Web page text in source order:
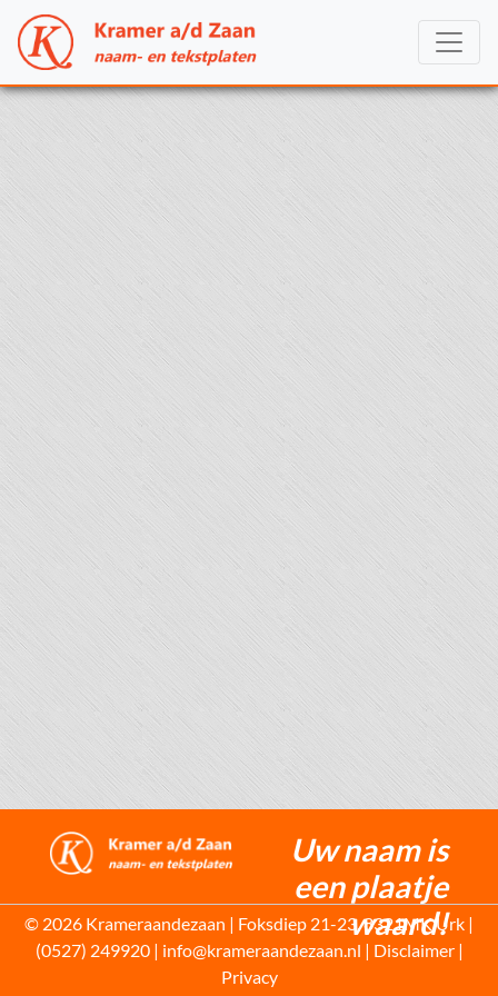
Uw naam is
een plaatje
waard!
© 2026 Krameraandezaan | Foksdiep 21-23, 8321MK Urk |
(0527) 249920 | info@krameraandezaan.nl | Disclaimer|
Privacy